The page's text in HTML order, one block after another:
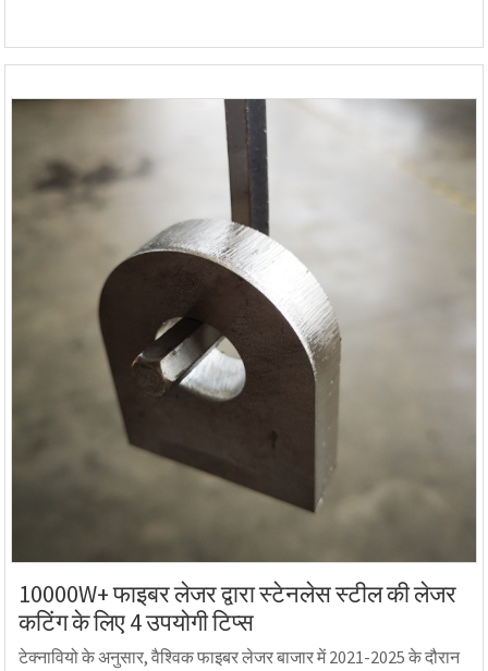
10000W+ फाइबर लेजर द्वारा स्टेनलेस स्टील की लेजर
कटिंग के लिए 4 उपयोगी टिप्स
टेक्नावियो के अनुसार, वैश्विक फाइबर लेजर बाजार में 2021-2025 के दौरान